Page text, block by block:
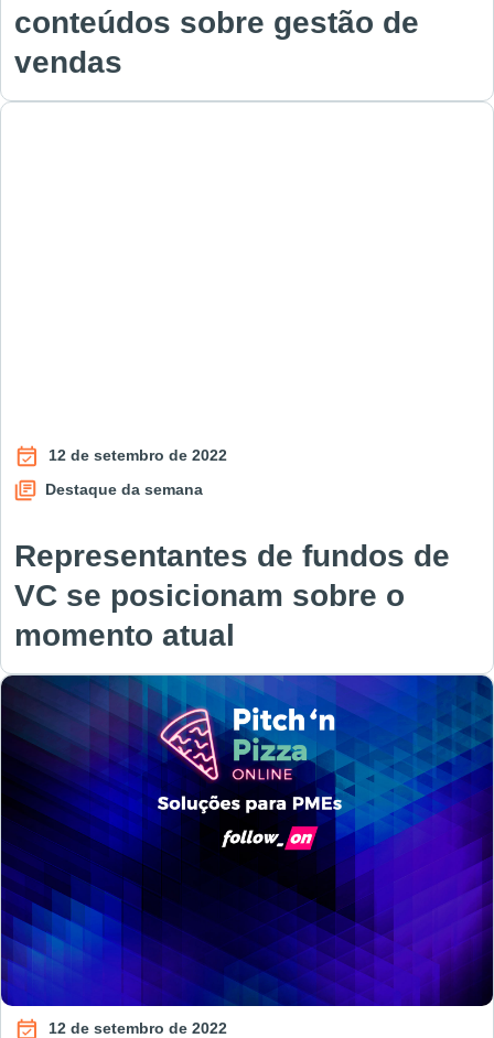
conteúdos sobre gestão de
vendas
12 de setembro de 2022
Destaque da semana
Representantes de fundos de
VC se posicionam sobre o
momento atual
12 de setembro de 2022